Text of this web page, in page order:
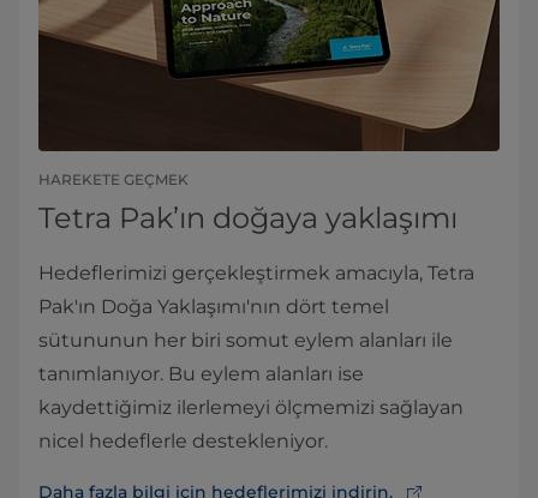
HAREKETE GEÇMEK
Tetra Pak’ın doğaya yaklaşımı
Hedeflerimizi gerçekleştirmek amacıyla, Tetra
Pak'ın Doğa Yaklaşımı'nın dört temel
sütununun her biri somut eylem alanları ile
tanımlanıyor. Bu eylem alanları ise
kaydettiğimiz ilerlemeyi ölçmemizi sağlayan
nicel hedeflerle destekleniyor.
Daha fazla bilgi için hedeflerimizi indirin.